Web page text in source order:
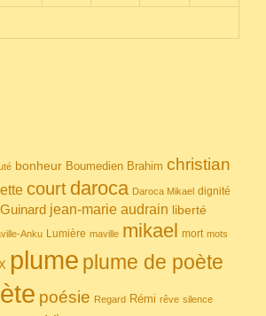
bonheur Boumedien Brahim christian
court daroca Daroca Mikael dignité
Guinard jean-marie audrain liberté
Anku Lumière maville mikael mort mots
plume plume de poète
poésie Regard Rémi rêve silence